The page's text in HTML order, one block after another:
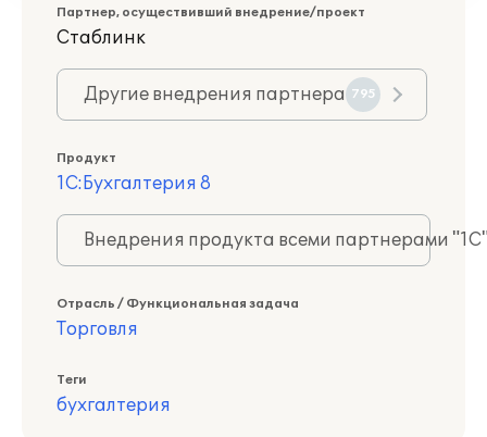
Партнер, осуществивший внедрение/проект
Стаблинк
Другие внедрения партнера 795
Продукт
1С:Бухгалтерия 8
Внедрения продукта всеми партнерами
Отрасль / Функциональная задача
Торговля
Теги
бухгалтерия